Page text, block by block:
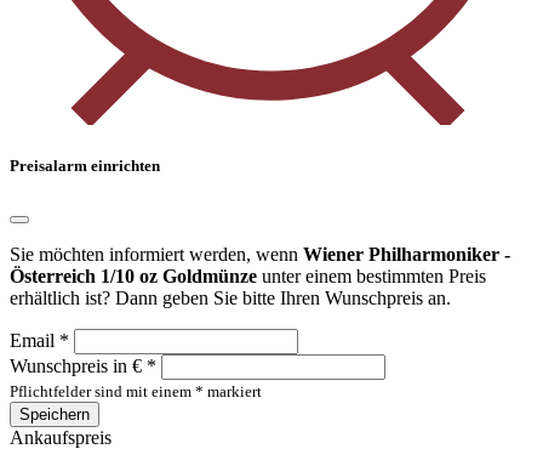
Preisalarm einrichten
Sie möchten informiert werden, wenn Wiener Philharmoniker -
Österreich 1/10 oz Goldmünze unter einem bestimmten Preis
erhältlich ist? Dann geben Sie bitte Ihren Wunschpreis an.
Email *
Wunschpreis in € *
Pflichtfelder sind mit einem * markiert
Speichern
Ankaufspreis